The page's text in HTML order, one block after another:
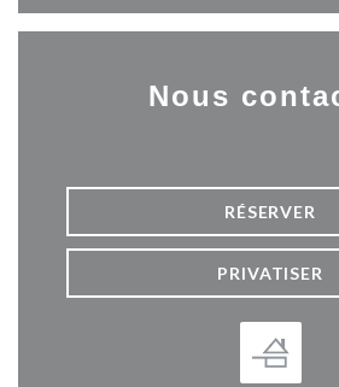
Nous
RÉSERVER
PRIVATISER